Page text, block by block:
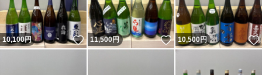
10,100円 いいね！
11,500円 いいね！
10,500円